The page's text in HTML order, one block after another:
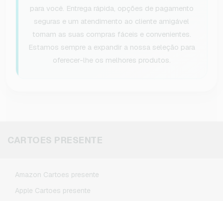
para você. Entrega rápida, opções de pagamento
seguras e um atendimento ao cliente amigável
tornam as suas compras fáceis e convenientes.
Estamos sempre a expandir a nossa seleção para
oferecer-lhe os melhores produtos.
CARTOES PRESENTE
Amazon Cartoes presente
Apple Cartoes presente